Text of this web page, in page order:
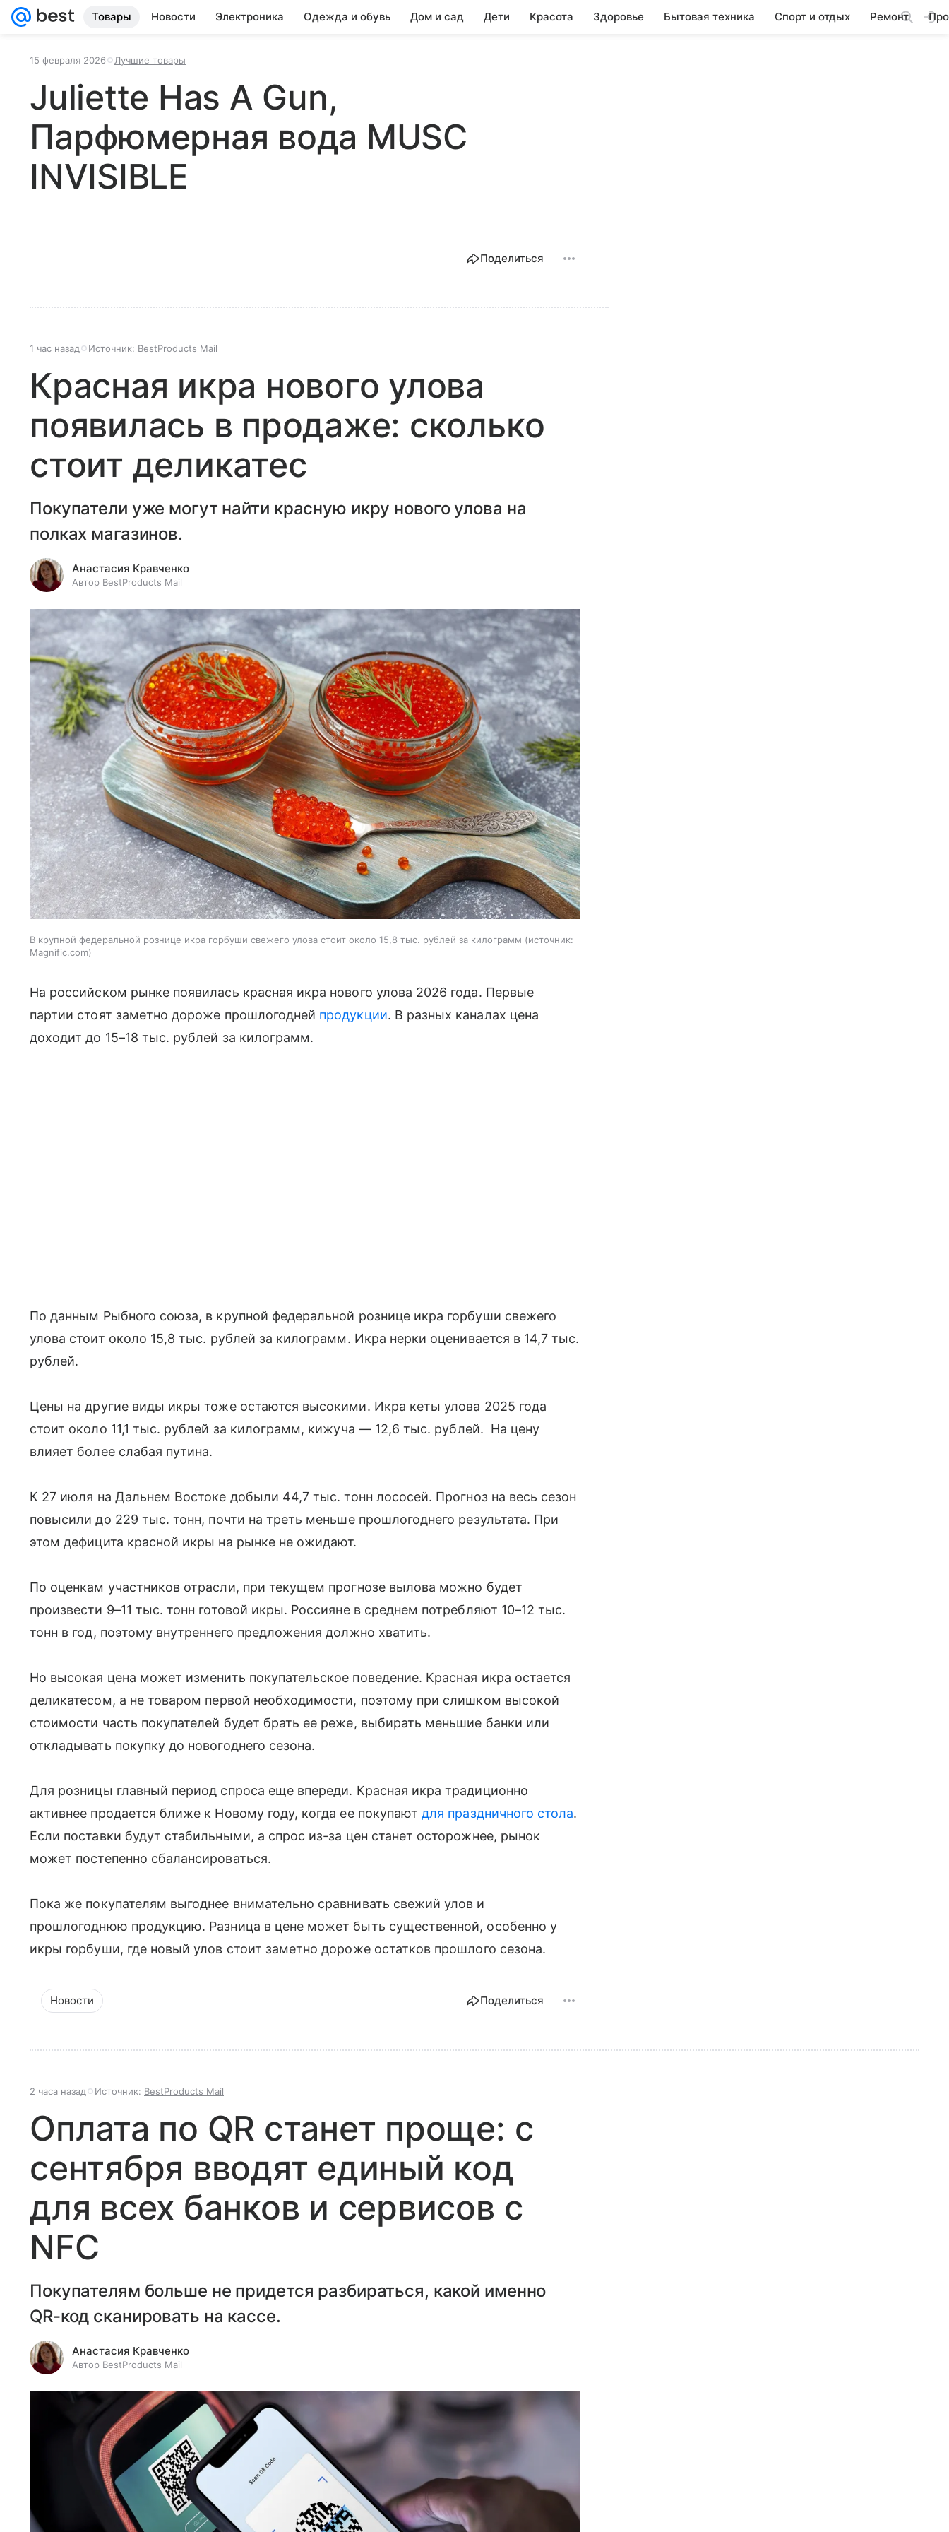
Товары Новости Электроника Одежда и обувь Дом и сад Дети Красота Здоровье Бытовая техника Спорт и отдых Ремонт
15 февраля 2026 Лучшие товары
Juliette Has A Gun,
Парфюмерная вода MUSC
INVISIBLE
Поделиться
1 час назад Источник: BestProducts Mail
Красная икра нового улова
появилась в продаже: сколько
стоит деликатес
Покупатели уже могут найти красную икру нового улова на
полках магазинов.
Анастасия Кравченко
Автор BestProducts Mail
В крупной федеральной рознице икра горбуши свежего улова стоит около 15,8 тыс. рублей за килограмм
источник:
Magnific.com
На российском рынке появилась красная икра нового улова 2026 года. Первые
партии стоят заметно дороже прошлогодней продукции. В разных каналах цена
доходит до 15–18 тыс. рублей за килограмм.
По данным Рыбного союза, в крупной федеральной рознице икра горбуши свежего
улова стоит около 15,8 тыс. рублей за килограмм. Икра нерки оценивается в 14,7 тыс.
рублей.
Цены на другие виды икры тоже остаются высокими. Икра кеты улова 2025 года
стоит около 11,1 тыс. рублей за килограмм, кижуча — 12,6 тыс. рублей. На цену
влияет более слабая путина.
К 27 июля на Дальнем Востоке добыли 44,7 тыс. тонн лососей. Прогноз на весь сезон
повысили до 229 тыс. тонн, почти на треть меньше прошлогоднего результата. При
этом дефицита красной икры на рынке не ожидают.
По оценкам участников отрасли, при текущем прогнозе вылова можно будет
произвести 9–11 тыс. тонн готовой икры. Россияне в среднем потребляют 10–12 тыс.
тонн в год, поэтому внутреннего предложения должно хватить.
Но высокая цена может изменить покупательское поведение. Красная икра остается
деликатесом, а не товаром первой необходимости, поэтому при слишком высокой
стоимости часть покупателей будет брать ее реже, выбирать меньшие банки или
откладывать покупку до новогоднего сезона.
Для розницы главный период спроса еще впереди. Красная икра традиционно
активнее продается ближе к Новому году, когда ее покупаютдля праздничного стола.
Если поставки будут стабильными, а спрос из-за цен станет осторожнее, рынок
может постепенно сбалансироваться.
Пока же покупателям выгоднее внимательно сравнивать свежий улов и
прошлогоднюю продукцию. Разница в цене может быть существенной, особенно у
икры горбуши, где новый улов стоит заметно дороже остатков прошлого сезона.
Новости Поделиться
2 часа назад Источник: BestProducts Mail
Оплата по QR станет проще: с
сентября вводят единый код
для всех банков и сервисов с
NFC
Покупателям больше не придется разбираться, какой именно
QR-код сканировать на кассе.
Анастасия Кравченко
Автор BestProducts Mail